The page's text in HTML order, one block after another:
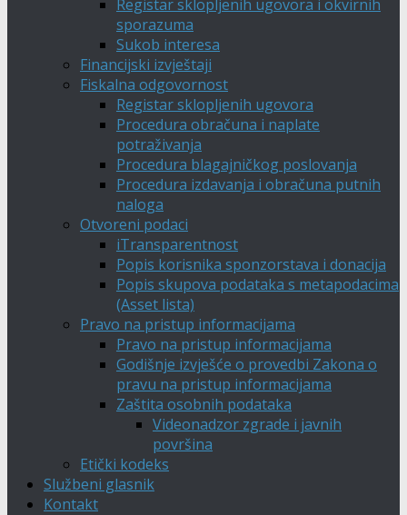
Registar sklopljenih ugovora i okvirnih
sporazuma
Sukob interesa
Financijski izvještaji
Fiskalna odgovornost
Registar sklopljenih ugovora
Procedura obračuna i naplate
potraživanja
Procedura blagajničkog poslovanja
Procedura izdavanja i obračuna putnih
naloga
Otvoreni podaci
iTransparentnost
Popis korisnika sponzorstava i donacija
Popis skupova podataka s metapodacima
(Asset lista)
Pravo na pristup informacijama
Pravo na pristup informacijama
Godišnje izvješće o provedbi Zakona o
pravu na pristup informacijama
Zaštita osobnih podataka
Videonadzor zgrade i javnih
površina
Etički kodeks
Službeni glasnik
Kontakt